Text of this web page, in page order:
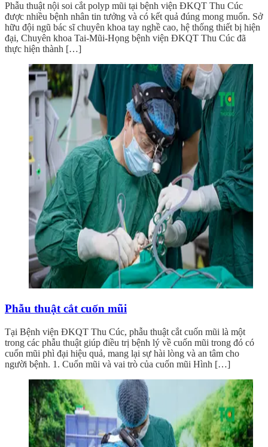
Phẫu thuật nội soi cắt polyp mũi tại bệnh viện ĐKQT Thu Cúc
được nhiều bệnh nhân tin tưởng và có kết quả đúng mong muốn. Sở
hữu đội ngũ bác sĩ chuyên khoa tay nghề cao, hệ thống thiết bị hiện
đại, Chuyên khoa Tai-Mũi-Họng bệnh viện ĐKQT Thu Cúc đã
thực hiện thành […]
Phẫu thuật cắt cuốn mũi
Tại Bệnh viện ĐKQT Thu Cúc, phẫu thuật cắt cuốn mũi là một
trong các phẫu thuật giúp điều trị bệnh lý về cuốn mũi trong đó có
cuốn mũi phì đại hiệu quả, mang lại sự hài lòng và an tâm cho
người bệnh. 1. Cuốn mũi và vai trò của cuốn mũi Hình […]